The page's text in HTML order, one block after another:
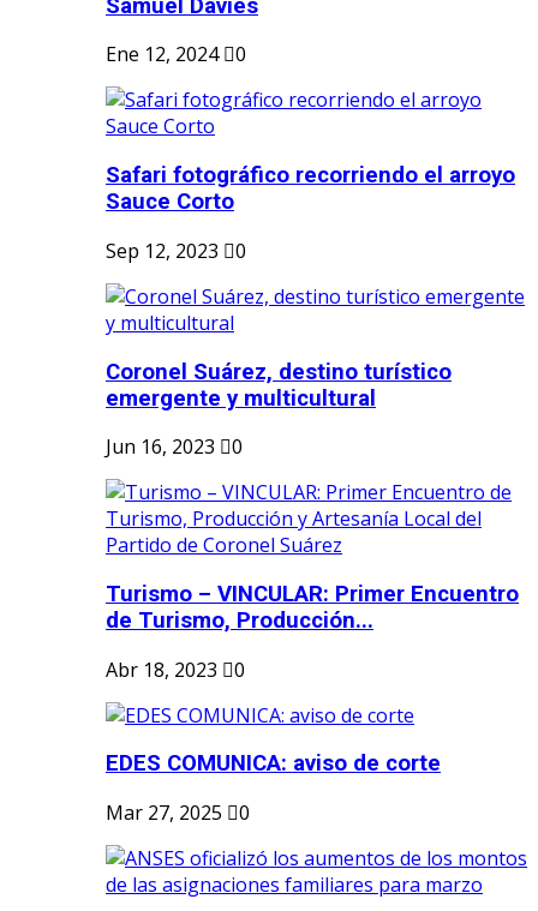
Samuel Davies
Ene 12, 2024
0
Safari fotográfico recorriendo el arroyo
Sauce Corto
Sep 12, 2023
0
Coronel Suárez, destino turístico
emergente y multicultural
Jun 16, 2023
0
Turismo – VINCULAR: Primer Encuentro
de Turismo, Producción...
Abr 18, 2023
0
EDES COMUNICA: aviso de corte
Mar 27, 2025
0